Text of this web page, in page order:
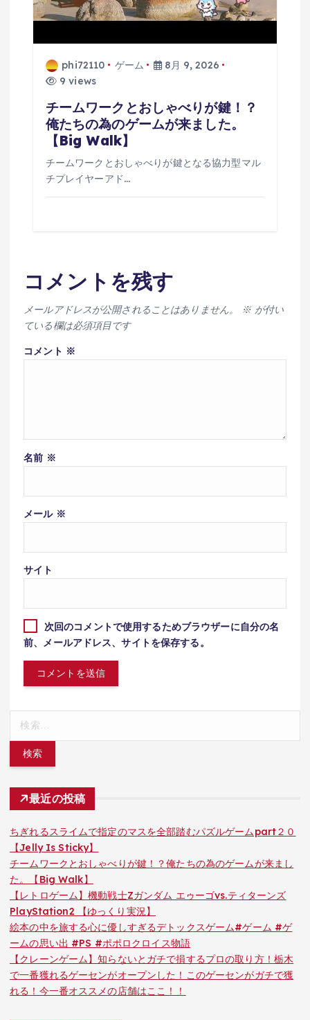
phi72110 ゲーム
8月 9, 2026
9 views
チームワークとおしゃべりが鍵！？
俺たちの為のゲームが来ました。
【Big Walk】
チームワークとおしゃべりが鍵となる協力型マル
チプレイヤーアド…
コメントを残す
メールアドレスが公開されることはありません。 ※が付い
ている欄は必須項目です
コメント ※
名前 ※
メール ※
サイト
次回のコメントで使用するためブラウザーに自分の名
前、メールアドレス、サイトを保存する。
最近の投稿
ちぎれるスライムで指定のマスを全部踏むパズルゲームpart２０
【Jelly Is Sticky】
チームワークとおしゃべりが鍵！？俺たちの為のゲームが来まし
た。【Big Walk】
【レトロゲーム】機動戦士Zガンダム エゥーゴvs.ティターンズ
PlayStation2 【ゆっくり実況】
絵本の中を旅する心に優しすぎるデトックスゲーム#ゲーム #ゲ
ームの思い出 #PS #ポポロクロイス物語
【クレーンゲーム】知らないとガチで損するプロの取り方！栃木
で一番獲れるゲーセンがオープンした！このゲーセンがガチで獲
れる！今一番オススメの店舗はここ！！